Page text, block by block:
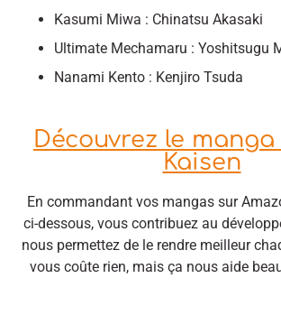
Kasumi Miwa : Chinatsu Akasaki
Ultimate Mechamaru : Yoshitsugu
Nanami Kento : Kenjiro Tsuda
Découvrez le
Kaisen
En commandant vos mangas sur
ci-dessous, vous contribuez au
nous permettez de le rendre meilleur
vous coûte rien, mais ça nous aide